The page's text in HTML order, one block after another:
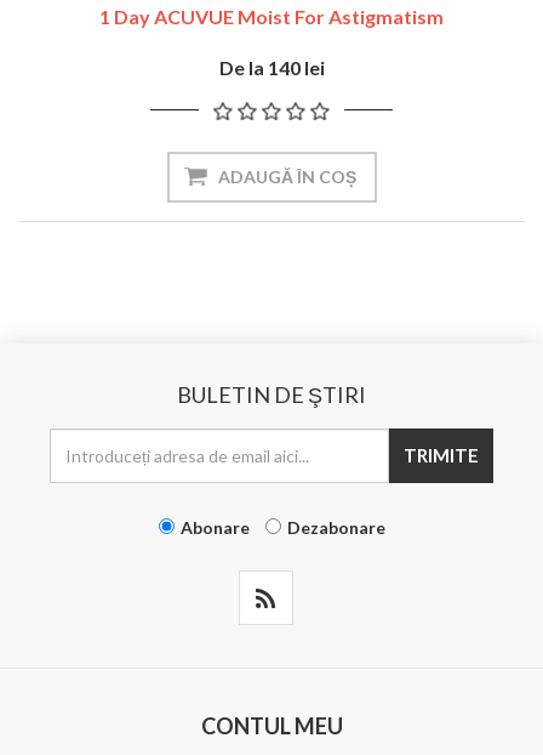
1 Day ACUVUE Moist For Astigmatism
De la 140 lei
ADAUGĂ ÎN COȘ
BULETIN DE ŞTIRI
TRIMITE
Abonare Dezabonare
CONTUL MEU